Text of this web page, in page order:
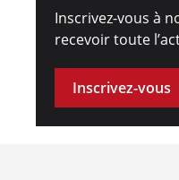
Inscrivez-vous à
recevoir toute
Inscrivez-vous